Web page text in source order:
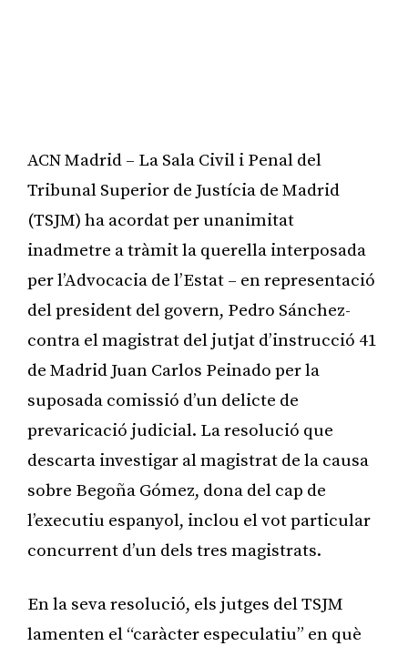
ACN Madrid – La Sala Civil i Penal del
Tribunal Superior de Justícia de Madrid
(TSJM) ha acordat per unanimitat
inadmetre a tràmit la querella interposada
per l’Advocacia de l’Estat – en representació
del president del govern, Pedro Sánchez-
contra el magistrat del jutjat d’instrucció 41
de Madrid Juan Carlos Peinado per la
suposada comissió d’un delicte de
prevaricació judicial. La resolució que
descarta investigar al magistrat de la causa
sobre Begoña Gómez, dona del cap de
l’executiu espanyol, inclou el vot particular
concurrent d’un dels tres magistrats.
En la seva resolució, els jutges del TSJM
lamenten el “caràcter especulatiu” en què